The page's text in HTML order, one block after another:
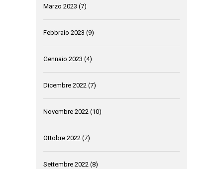
Marzo 2023 (7)
Febbraio 2023 (9)
Gennaio 2023 (4)
Dicembre 2022 (7)
Novembre 2022 (10)
Ottobre 2022 (7)
Settembre 2022 (8)